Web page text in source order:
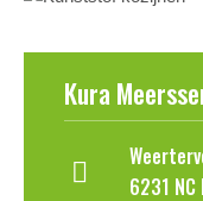
Kura
6231 NC